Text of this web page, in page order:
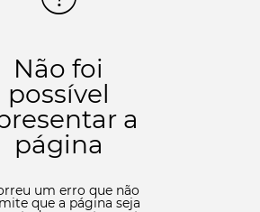
Não foi
possível
a
página
um erro que não
que a página seja